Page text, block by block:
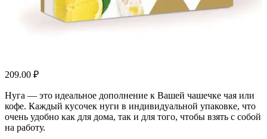
209.00 ₽
Нуга — это идеальное дополнение к Вашей чашечке чая или
кофе. Каждый кусочек нуги в индивидуальной упаковке, что
очень удобно как для дома, так и для того, чтобы взять с собой
на работу.